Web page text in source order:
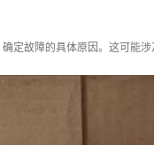
定故障的具体原因。这可能